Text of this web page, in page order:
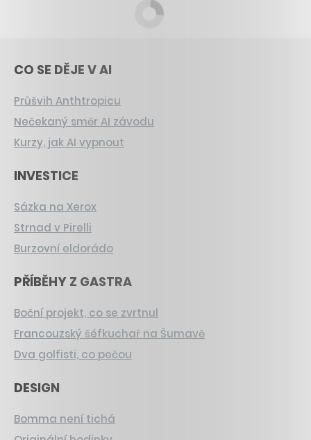
CO SE DĚJE V AI
Průšvih Anthtropicu
Nečekaný směr AI závodu
Kurzy, jak AI vypnout
INVESTICE
Sázka na Xerox
Strnad v Pirelli
Burzovní eldorádo
PŘÍBĚHY Z GASTRA
Boční projekt, co se zvrtnul
Francouzský šéfkuchař na Šumavě
Dva golfisti, co pečou
DESIGN
Bomma není tichá